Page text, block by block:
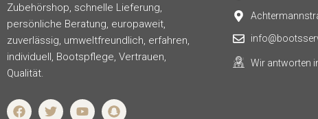
Zubehörshop, schnelle Lieferung,
persönliche Beratung, europaweit,
zuverlässig, umweltfreundlich, erfahren,
individuell, Bootspflege, Vertrauen,
Qualität.
F
T
Y
S
Wir antworten